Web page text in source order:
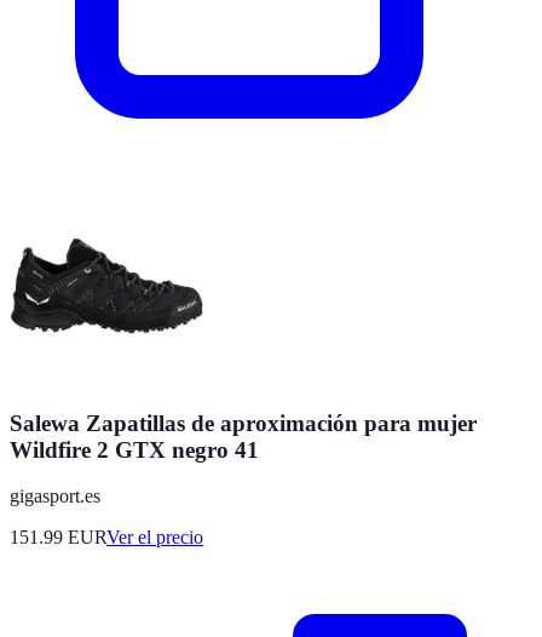
Salewa Zapatillas de aproximación para mujer
Wildfire 2 GTX negro 41
gigasport.es
151.99 EURVer el precio